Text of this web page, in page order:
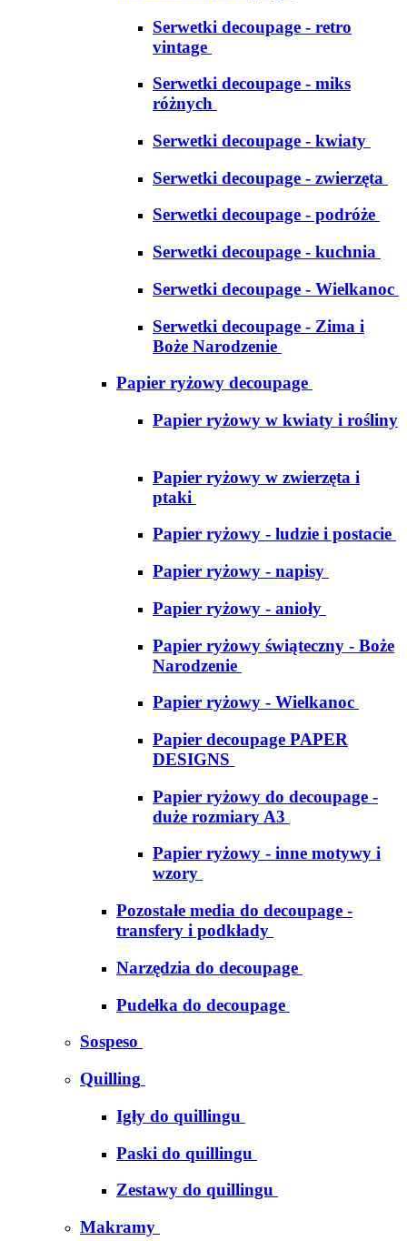
Serwetki decoupage - retro
vintage
Serwetki decoupage - miks
różnych
Serwetki decoupage - kwiaty
Serwetki decoupage - zwierzęta
Serwetki decoupage - podróże
Serwetki decoupage - kuchnia
Serwetki decoupage - Wielkanoc
Serwetki decoupage - Zima i
Boże Narodzenie
Papier ryżowy decoupage
Papier ryżowy w kwiaty i rośliny
Papier ryżowy w zwierzęta i
ptaki
Papier ryżowy - ludzie i postacie
Papier ryżowy - napisy
Papier ryżowy - anioły
Papier ryżowy świąteczny - Boże
Narodzenie
Papier ryżowy - Wielkanoc
Papier decoupage PAPER
DESIGNS
Papier ryżowy do decoupage -
duże rozmiary A3
Papier ryżowy - inne motywy i
wzory
Pozostałe media do decoupage -
transfery i podkłady
Narzędzia do decoupage
Pudełka do decoupage
Sospeso
Quilling
Igły do quillingu
Paski do quillingu
Zestawy do quillingu
Makramy